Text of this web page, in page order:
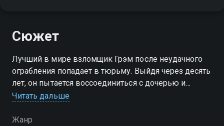
Сюжет
Лучший в мире взломщик Грэм после неудачного
ограбления попадает в тюрьму. Выйдя через десять
лет, он пытается воссоединиться с дочерью и
бывшей девушкой, работающей в полиции. Но
подельника
Читать дальше
Жанр